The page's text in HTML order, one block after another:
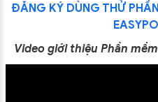
ĐĂNG KÝ DÙNG THỬ
Video giới thiệu Phần